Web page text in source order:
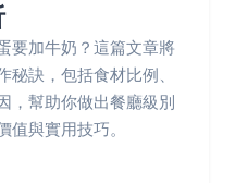
要加牛奶？這篇文章將
訣，包括食材比例、
，幫助你做出餐廳級別
與實用技巧。